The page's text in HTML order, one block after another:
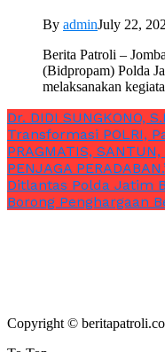
By adminJuly 22,
Berita Patroli –
(Bidpropam) Polda
melaksanakan
Dr. DIDI SUNGKONO,
Transformasi POLRI,
PRAGMATIS, SANTUN,
PENJAGA
Ditlantas Polda Jatim
Borong Penghargaan
Copyright ©